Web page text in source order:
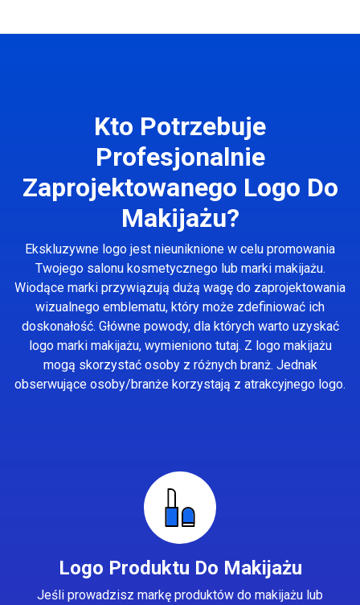
Kto Potrzebuje
Profesjonalnie
Zaprojektowanego Logo Do
Makijażu?
Ekskluzywne logo jest nieuniknione w celu promowania
Twojego salonu kosmetycznego lub marki makijażu.
Wiodące marki przywiązują dużą wagę do zaprojektowania
wizualnego emblematu, który może zdefiniować ich
doskonałość. Główne powody, dla których warto uzyskać
logo marki makijażu, wymieniono tutaj. Z logo makijażu
mogą skorzystać osoby z różnych branż. Jednak
obserwujące osoby/branże korzystają z atrakcyjnego logo.
Logo Produktu Do Makijażu
Jeśli prowadzisz markę produktów do makijażu lub